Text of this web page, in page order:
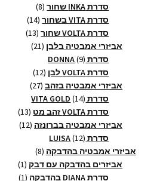
סדרת INKA שחור 8
8
מוצרים
סדרת VITA בשחור 14
14
מוצרים
סדרת VOLTA שחור 13
13
אביזרי אמבטיה בלבן 21
21
סדרת DONNA 9
9
מוצרים סדרת VOLTA לבן 12
12
מוצרים
אביזרי אמבטיה בזהב 27
27
מוצרים
סדרת VITA GOLD 14
14
מוצרים סדרת VOLTA זהב מט 13
13
מוצרים
אביזרי אמבטיה בברונזה 12
12
סדרת LUISA 12
12
מוצרים
אביזרי אמבטיה בהדבקה 8
8
מוצריםאביזרים בהדבקה עם דבק 1מוצר
1
סדרת DIANA בהדבקה 1מוצר